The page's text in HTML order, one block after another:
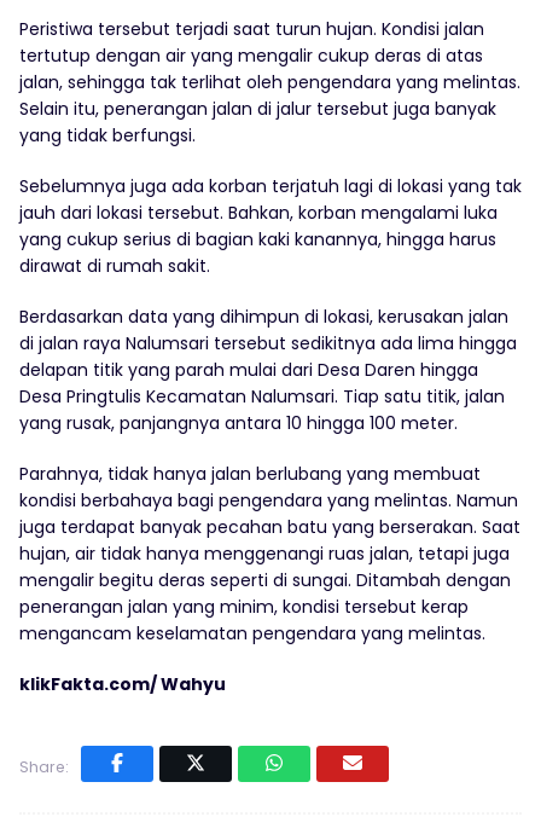
Peristiwa tersebut terjadi saat turun hujan. Kondisi jalan
tertutup dengan air yang mengalir cukup deras di atas
jalan, sehingga tak terlihat oleh pengendara yang melintas.
Selain itu, penerangan jalan di jalur tersebut juga banyak
yang tidak berfungsi.
Sebelumnya juga ada korban terjatuh lagi di lokasi yang tak
jauh dari lokasi tersebut. Bahkan, korban mengalami luka
yang cukup serius di bagian kaki kanannya, hingga harus
dirawat di rumah sakit.
Berdasarkan data yang dihimpun di lokasi, kerusakan jalan
di jalan raya Nalumsari tersebut sedikitnya ada lima hingga
delapan titik yang parah mulai dari Desa Daren hingga
Desa Pringtulis Kecamatan Nalumsari. Tiap satu titik, jalan
yang rusak, panjangnya antara 10 hingga 100 meter.
Parahnya, tidak hanya jalan berlubang yang membuat
kondisi berbahaya bagi pengendara yang melintas. Namun
juga terdapat banyak pecahan batu yang berserakan. Saat
hujan, air tidak hanya menggenangi ruas jalan, tetapi juga
mengalir begitu deras seperti di sungai. Ditambah dengan
penerangan jalan yang minim, kondisi tersebut kerap
mengancam keselamatan pengendara yang melintas.
klikFakta.com/ Wahyu
Share: